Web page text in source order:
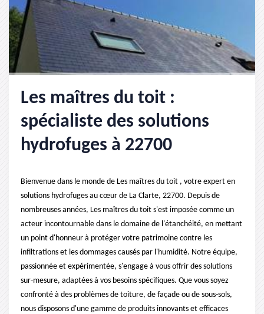
Les maîtres du toit :
spécialiste des solutions
hydrofuges à 22700
Bienvenue dans le monde de Les maîtres du toit , votre expert en
solutions hydrofuges au cœur de La Clarte, 22700. Depuis de
nombreuses années, Les maîtres du toit s'est imposée comme un
acteur incontournable dans le domaine de l'étanchéité, en mettant
un point d'honneur à protéger votre patrimoine contre les
infiltrations et les dommages causés par l'humidité. Notre équipe,
passionnée et expérimentée, s'engage à vous offrir des solutions
sur-mesure, adaptées à vos besoins spécifiques. Que vous soyez
confronté à des problèmes de toiture, de façade ou de sous-sols,
nous disposons d'une gamme de produits innovants et efficaces